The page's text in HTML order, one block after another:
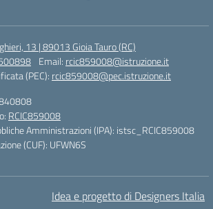
13 | 89013 Gioia Tauro (RC)
Email: rcic859008@istruzione.it
(PEC): rcic859008@pec.istruzione.it
RCIC859008
Amministrazioni (IPA): istsc_RCIC859008
(CUF): UFWN6S
Idea e progetto di Designers Italia